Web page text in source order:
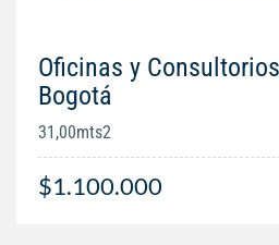
Oficinas y
Bogotá
31,00mts2
$1.100.000